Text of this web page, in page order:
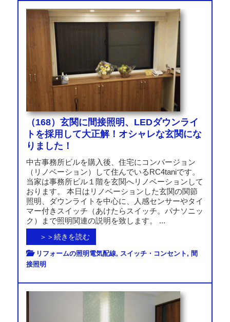
（168）玄関に間接照明、LEDダウンライ
トを採用して大正解！オシャレな玄関にな
りました！
中古事務所ビルを購入後、住宅にコンバージョン
（リノベーション）して住んでいるRC4taniです。
当家は事務所ビル１階を玄関へリノベーションして
おります。 本日はリノベーションした玄関の関節
照明、ダウンライトを中心に、人感センサーやタイ
マー付きスイッチ（あけたらスイッチ。パナソニッ
ク）まで照明関連の説明を致します。 ...
＞＞続きを読む
リフォームの照明電気配線, スイッチ・コンセント , 間
接照明